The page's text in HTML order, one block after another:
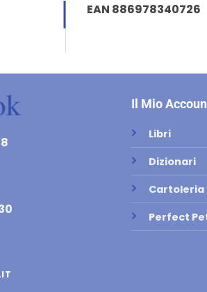
EAN 886978340726
Il Mio
Libri
Dizionari
Cartoleria
Perfect